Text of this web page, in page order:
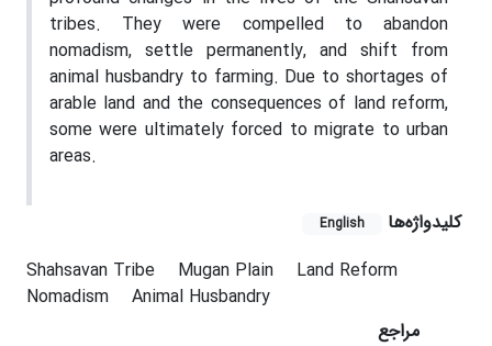
tribes. They were compelled to abandon
nomadism, settle permanently, and shift from
animal husbandry to farming. Due to shortages of
arable land and the consequences of land reform,
some were ultimately forced to migrate to urban
areas.
کلیدواژه‌ها English
Shahsavan Tribe Mugan Plain
Land Reform
Nomadism
Animal Husbandry
مراجع